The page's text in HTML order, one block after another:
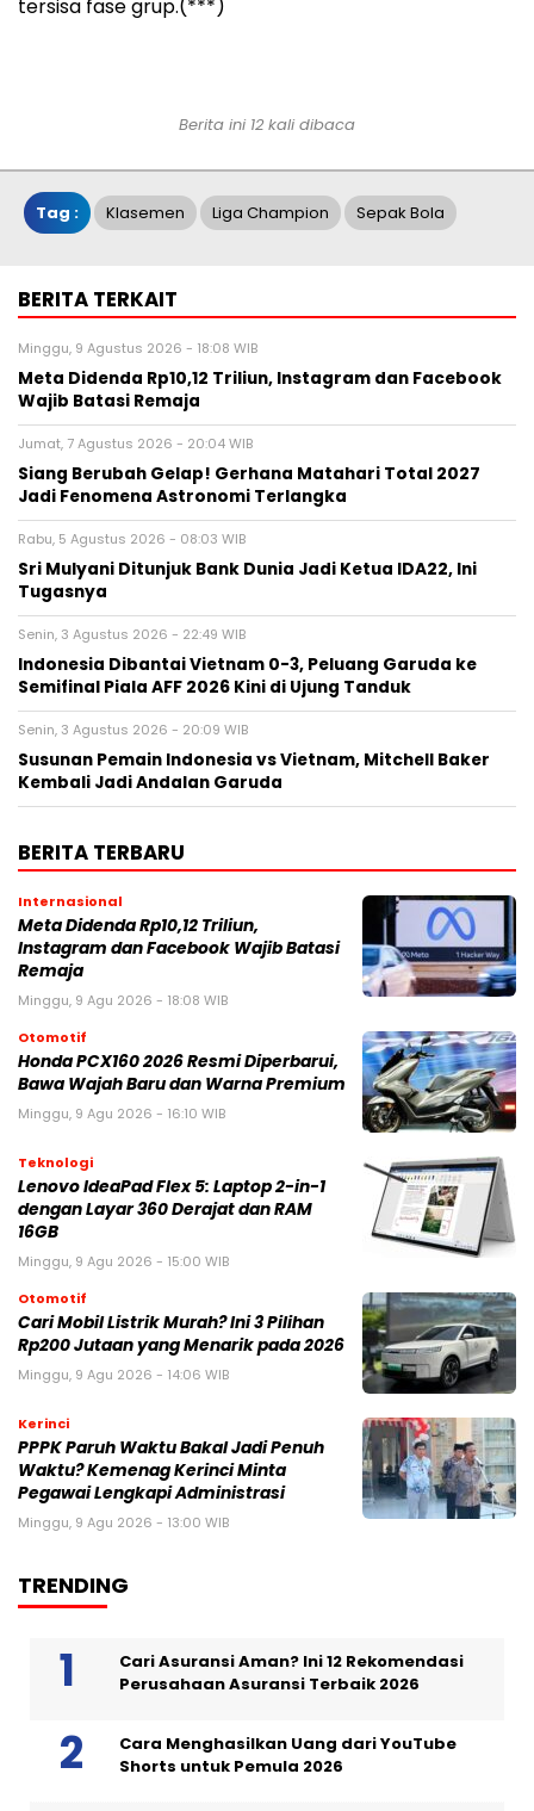
tersisa fase grup.(***)
Berita ini 12 kali dibaca
Tag : Klasemen Liga Champion Sepak Bola
BERITA TERKAIT
Minggu, 9 Agustus 2026 - 18:08 WIB
Meta Didenda Rp10,12 Triliun, Instagram dan Facebook
Wajib Batasi Remaja
Jumat, 7 Agustus 2026 - 20:04 WIB
Siang Berubah Gelap! Gerhana Matahari Total 2027
Jadi Fenomena Astronomi Terlangka
Rabu, 5 Agustus 2026 - 08:03 WIB
Sri Mulyani Ditunjuk Bank Dunia Jadi Ketua IDA22, Ini
Tugasnya
Senin, 3 Agustus 2026 - 22:49 WIB
Indonesia Dibantai Vietnam 0-3, Peluang Garuda ke
Semifinal Piala AFF 2026 Kini di Ujung Tanduk
Senin, 3 Agustus 2026 - 20:09 WIB
Susunan Pemain Indonesia vs Vietnam, Mitchell Baker
Kembali Jadi Andalan Garuda
BERITA TERBARU
Internasional
Meta Didenda Rp10,12 Triliun,
Instagram dan Facebook Wajib Batasi
Remaja
Minggu, 9 Agu 2026 - 18:08 WIB
Otomotif
Honda PCX160 2026 Resmi Diperbarui,
Bawa Wajah Baru dan Warna Premium
Minggu, 9 Agu 2026 - 16:10 WIB
Teknologi
Lenovo IdeaPad Flex 5: Laptop 2-in-1
dengan Layar 360 Derajat dan RAM
16GB
Minggu, 9 Agu 2026 - 15:00 WIB
Otomotif
Cari Mobil Listrik Murah? Ini 3 Pilihan
Rp200 Jutaan yang Menarik pada 2026
Minggu, 9 Agu 2026 - 14:06 WIB
Kerinci
PPPK Paruh Waktu Bakal Jadi Penuh
Waktu? Kemenag Kerinci Minta
Pegawai Lengkapi Administrasi
Minggu, 9 Agu 2026 - 13:00 WIB
TRENDING
Cari Asuransi Aman? Ini 12 Rekomendasi
Perusahaan Asuransi Terbaik 2026
Cara Menghasilkan Uang dari YouTube
Shorts untuk Pemula 2026